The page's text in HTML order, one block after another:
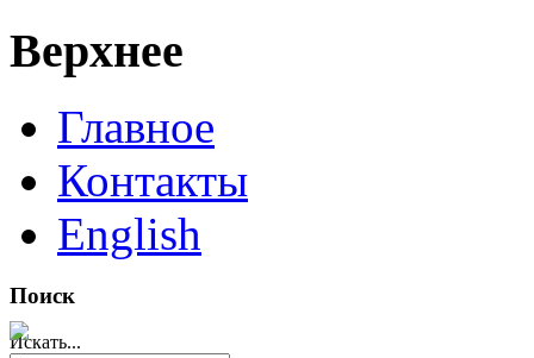
Верхнее
Главное
Контакты
English
Поиск
Искать...